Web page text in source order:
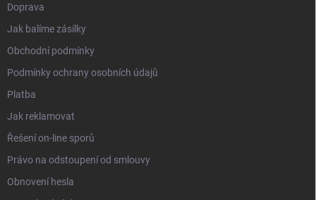
Doprava
Jak balíme zásilky
Obchodní podmínky
Podmínky ochrany osobních údajů
Platba
Jak reklamovat
Řešení on-line sporů
Právo na odstoupení od smlouvy
Obnovení hesla